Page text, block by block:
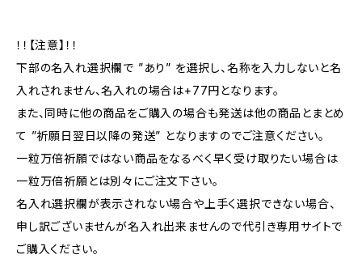
！！【注意】！！
下部の名入れ選択欄で ”あり” を選択し、名称を入力しないと名
入れされません、名入れの場合は+77円となります。
また、同時に他の商品をご購入の場合も発送は他の商品とまとめ
て ”祈願日翌日以降の発送” となりますのでご注意ください。
一粒万倍祈願ではない商品をなるべく早く受け取りたい場合は
一粒万倍祈願とは別々にご注文下さい。
名入れ選択欄が表示されない場合や上手く選択できない場合、
申し訳ございませんが名入れ出来ませんので代引き専用サイトで
ご購入ください。